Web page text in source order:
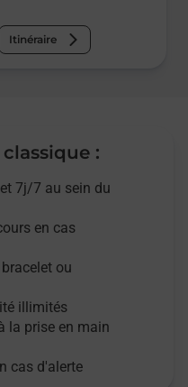
Itinéraire
:
7j/7 au sein du
en cas
bracelet ou
illimités
la prise en main
cas d'alerte